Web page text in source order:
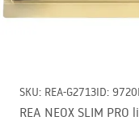
SKU: REA-G2713ID: 9720
REA NEOX SLIM